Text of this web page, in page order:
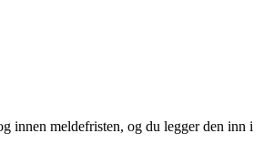
innen meldefristen, og du legger den inn i